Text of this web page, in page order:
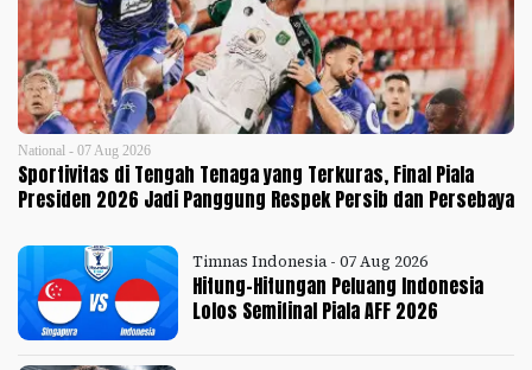
National - 07 Aug 2026
Sportivitas di Tengah Tenaga yang Terkuras, Final Piala
Presiden 2026 Jadi Panggung Respek Persib dan Persebaya
Timnas Indonesia - 07 Aug 2026
Hitung-Hitungan Peluang Indonesia
Lolos Semifinal Piala AFF 2026